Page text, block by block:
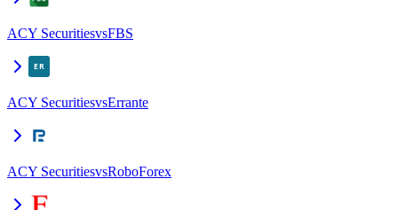
ACY SecuritiesvsFBS
ACY SecuritiesvsErrante
ACY SecuritiesvsRoboForex